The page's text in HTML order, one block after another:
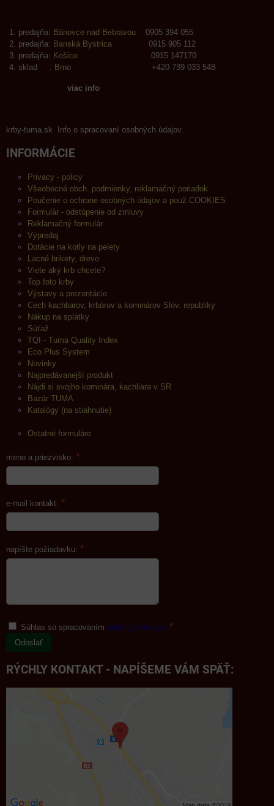
predajňa: Bánovce nad Bebravou 0905 394 055
predajňa: Banská Bystrica 0915 905 112
predajňa: Košice 0915 147170
sklad : Brno +420 739 033 548
viac info
krby-tuma.sk Info o spracovaní osobných údajov.
INFORMÁCIE
Privacy - policy
Všeobecné obch. podmienky, reklamačný poriadok
Poučenie o ochrane osobných údajov a použ.COOKIES
Formulár - odstúpenie od zmluvy
Reklamačný formulár
Výpredaj
Dotácie na kotly na pelety
Lacné brikety, drevo
Viete aký krb chcete?
Top foto krby
Výstavy a prezentácie
Cech kachliarov, krbárov a kominárov Slov. republiky
Nákup na splátky
Súťaž
TQI - Tuma Quality Index
Eco Plus System
Novinky
Najpredávanejší produkt
Nájdi si svojho kominára, kachliara v SR
Bazár TUMA
Katalógy (na stiahnutie)
Ostatné formuláre
meno a priezvisko: *
e-mail kontakt: *
napíšte požiadavku: *
Súhlas so spracovaním osobných údajov *
Odoslať
RÝCHLY KONTAKT - NAPÍŠEME VÁM SPÄŤ: